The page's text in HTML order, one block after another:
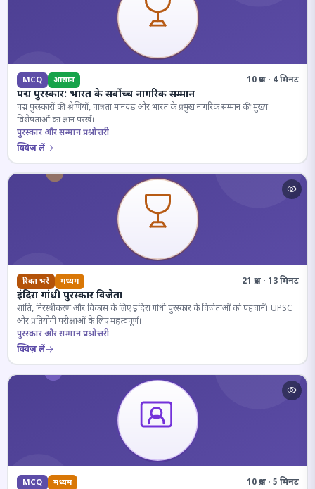
MCQ आसान 10 प्रश्न · 4 मिनट
पद्म पुरस्कार: भारत के सर्वोच्च नागरिक सम्मान
पद्म पुरस्कारों की श्रेणियों, पात्रता मानदंड और भारत के प्रमुख नागरिक सम्मान की मुख्य
विशेषताओं का ज्ञान परखें।
पुरस्कार और सम्मान प्रश्नोत्तरी
क्विज़ लें
रिक्त भरें मध्यम 21 प्रश्न · 13 मिनट
इंदिरा गांधी पुरस्कार विजेता
शांति, निरस्त्रीकरण और विकास के लिए इंदिरा गांधी पुरस्कार के विजेताओं को पहचानें। UPSC
और प्रतियोगी परीक्षाओं के लिए महत्वपूर्ण।
पुरस्कार और सम्मान प्रश्नोत्तरी
क्विज़ लें
MCQ मध्यम 10 प्रश्न · 5 मिनट